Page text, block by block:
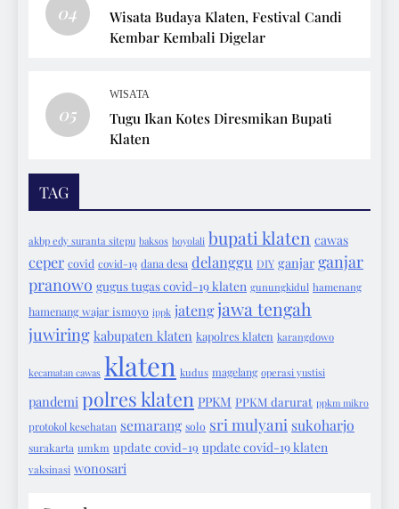
04
Wisata Budaya Klaten, Festival Candi
Kembar Kembali Digelar
05
WISATA
Tugu Ikan Kotes Diresmikan Bupati
Klaten
TAG
akbp edy suranta sitepu baksos boyolali bupati klaten cawas
ceper covid covid-19 dana desa delanggu DIY ganjar ganjar
pranowo gugus tugas covid-19 klaten gunungkidul hamenang
hamenang wajar ismoyo ippk jatengjawa tengah
juwiring kabupaten klaten kapolres klaten karangdowo
kecamatan cawas klaten kudus magelang operasi yustisi
pandemi polres klaten PPKM PPKM darurat ppkm mikro
protokol kesehatan semarang solo sri mulyani sukoharjo
surakarta umkm update covid-19 update covid-19 klaten
vaksinasi wonosari